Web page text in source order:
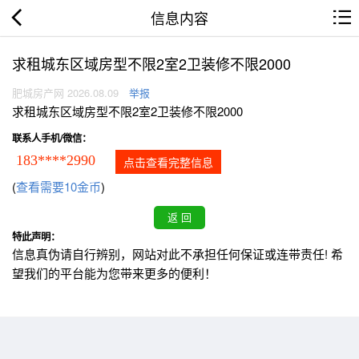
信息内容
求租城东区域房型不限2室2卫装修不限2000
肥城房产网 2026.08.09 举报
求租城东区域房型不限2室2卫装修不限2000
联系人手机/微信：
183****2990 点击查看完整信息
(查看需要10金币)
特此声明：
信息真伪请自行辨别，网站对此不承担任何保证或连带责任! 希
望我们的平台能为您带来更多的便利！